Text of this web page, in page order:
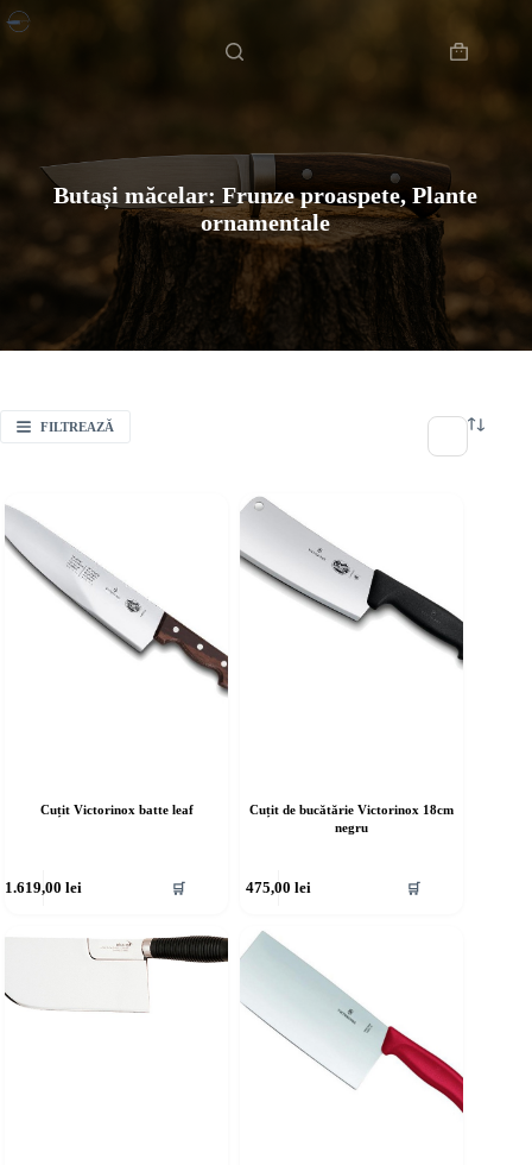
Sari
la
Coș
Acasă
Butași măcelar: Frunze proaspete, Plante
ornamentale
FILTREAZĂ
Cuțit Victorinox batte leaf
1.619,00 lei 🛒
Cuțit de bucătărie Victorinox 18cm
negru
475,00 lei 🛒